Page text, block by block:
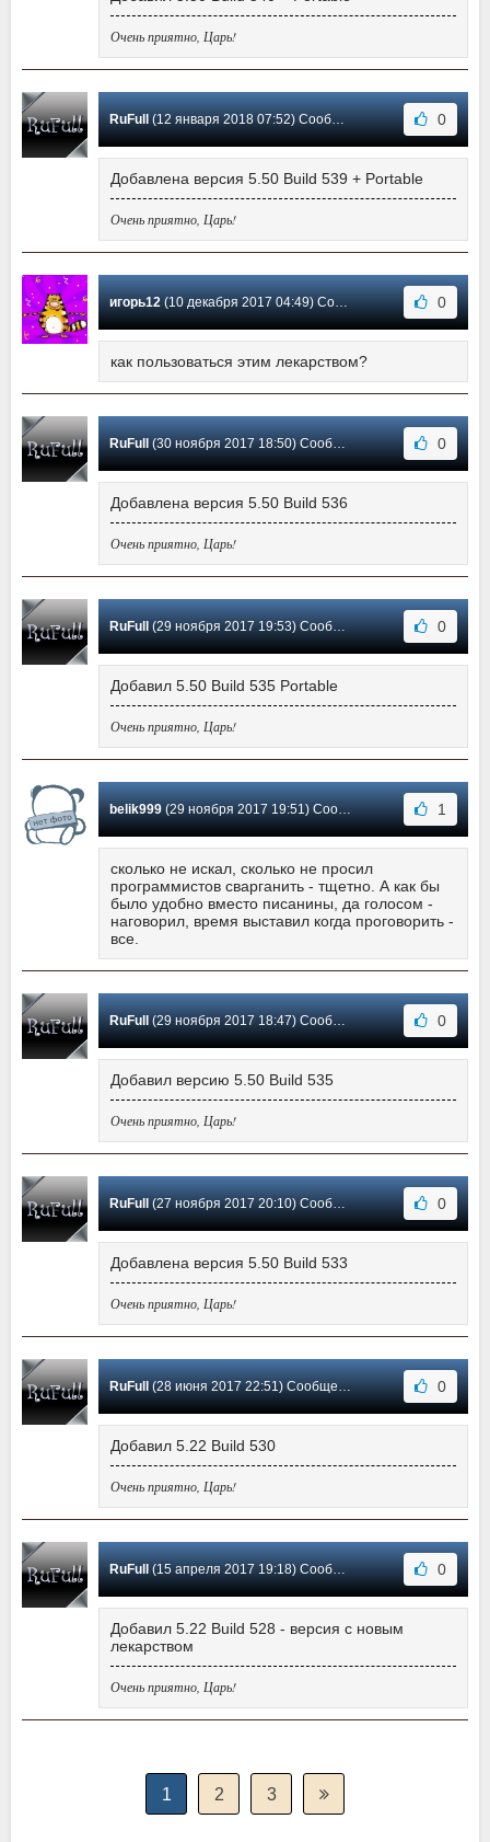
Очень приятно, Царь!
RuFull (12 января 2018 07:52) Сообщение #30 0
Добавлена версия 5.50 Build 539 + Portable
Очень приятно, Царь!
игорь12(10 декабря 2017 04:49) Сообщение #29 0
как пользоваться этим лекарством?
RuFull (30 ноября 2017 18:50) Сообщение #28 0
Добавлена версия 5.50 Build 536
Очень приятно, Царь!
RuFull (29 ноября 2017 19:53) Сообщение #27 0
Добавил 5.50 Build 535 Portable
Очень приятно, Царь!
belik999(29 ноября 2017 19:51) Сообщение #26 1
сколько не искал, сколько не просил
программистов сварганить - тщетно. А как бы
было удобно вместо писанины, да голосом -
наговорил, время выставил когда проговорить -
все.
RuFull (29 ноября 2017 18:47) Сообщение #25 0
Добавил версию 5.50 Build 535
Очень приятно, Царь!
RuFull (27 ноября 2017 20:10) Сообщение #24 0
Добавлена версия 5.50 Build 533
Очень приятно, Царь!
RuFull (28 июня 2017 22:51) Сообщение #23 0
Добавил 5.22 Build 530
Очень приятно, Царь!
RuFull (15 апреля 2017 19:18) Сообщение #22 0
Добавил 5.22 Build 528 - версия с новым
лекарством
Очень приятно, Царь!
1 2 3